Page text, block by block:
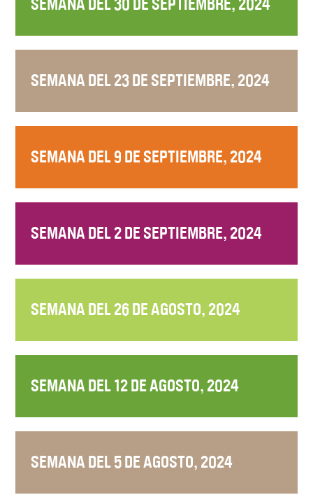
SEMANA DEL 30 DE SEPTIEMBRE, 2024
SEMANA DEL 23 DE SEPTIEMBRE, 2024
SEMANA DEL 9 DE SEPTIEMBRE, 2024
SEMANA DEL 2 DE SEPTIEMBRE, 2024
SEMANA DEL 26 DE AGOSTO, 2024
SEMANA DEL 12 DE AGOSTO, 2024
SEMANA DEL 5 DE AGOSTO, 2024